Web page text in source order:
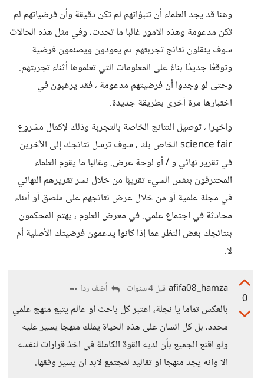
وهنا قد يجد العلماء أن تنبؤاتهم لم تكن دقيقة وأن فرضياتهم لم
تكن مدعومة وهذه الامور غالبا ما تحدث، وفي مثل هذه الحالات
سوف ينقلون نتائج تجربتهم ثم يعودون ويصنعون فرضية
وتوقعًا جديدًا بناءً على المعلومات التي تعلموها أثناء تجربتهم.
وحتى لو وجدوا أن فرضيتهم مدعومة ، فقد يرغبون في
اختبارها مرة أخرى بطريقة جديدة.
واخيرا ، توصيل النتائج الخاصة بالتجربة وذلك لإكمال مشروع
science fair الخاص بك ، سوف ترسل نتائجك إلى الآخرين
في تقرير نهائي و / أو لوحة عرض. وغالبا ما يقوم العلماء
المحترفون بنفس الشيء تقريبًا من خلال نشر تقريرهم النهائي
في مجلة علمية أو من خلال عرض نتائجهم على ملصق أو أثناء
محادثة في اجتماع علمي. في معرض العلوم ، يهتم المحكمون
بنتائجك بغض النظر عما إذا كانوا يدعمون فرضيتك الأصلية أم
لا.
0
afifa08_hamza قبل 4 سنوات أضف ردا
بالعكس تماما يا نجلة، اعتبر كل باحث او عالم يتبع منهج علمي
محدد، بل كل انسان على هذه الحياة يملك منهجا يسير عليه
ولو اقنع الجميع بأن لديه القوة الكاملة في اخذ قرارات لنفسه
الا وانه يجد منهجا او تقاليد لمجتمع لابد ان يسير وفقها.